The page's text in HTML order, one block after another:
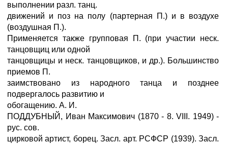
выполнении разл. танц.
движений и поз на полу (партерная П.) и в воздухе
(воздушная П.).
Применяется также групповая П. (при участии неск.
танцовщиц или одной
танцовщицы и неск. танцовщиков, и др.). Большинство
приемов П.
заимствовано из народного танца и позднее
подвергалось развитию и
обогащению. А. И.
ПОДДУБНЫЙ, Иван Максимович (1870 - 8. VIII. 1949) -
рус. сов.
цирковой артист, борец. Засл. арт. РСФСР (1939). Засл.